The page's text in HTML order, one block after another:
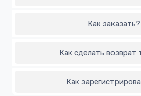
Как заказать?
Как сделать возврат
Как